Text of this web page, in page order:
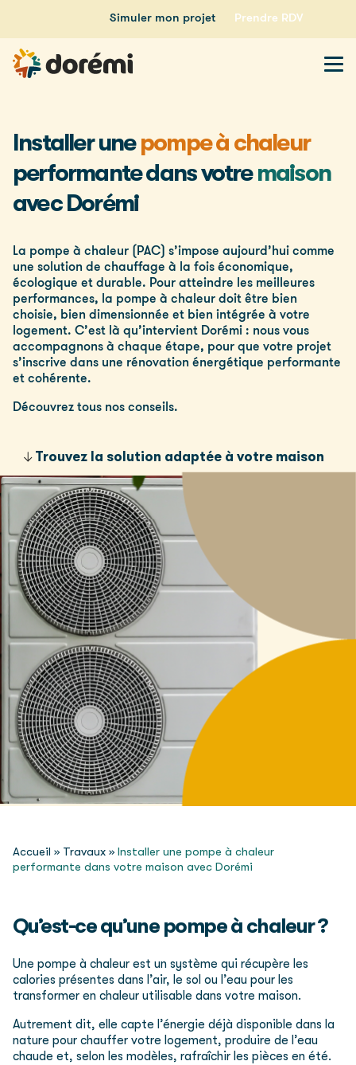
Simuler mon projet Prendre RDV
Installer unepompe à chaleur
performante dans votremaison
avec Dorémi
La pompe à chaleur (PAC) s’impose aujourd’hui comme
une solution de chauffage à la fois économique,
écologique et durable. Pour atteindre les meilleures
performances, la pompe à chaleur doit être bien
choisie, bien dimensionnée et bien intégrée à votre
logement. C’est là qu’intervient Dorémi : nous vous
accompagnons à chaque étape, pour que votre projet
s’inscrive dans une rénovation énergétique performante
et cohérente.
Découvrez tous nos conseils.
Trouvez la solution adaptée à votre maison
Accueil » Travaux » Installer une pompe à chaleur
performante dans votre maison avec Dorémi
Qu’est-ce qu’une pompe à chaleur ?
Une pompe à chaleur est un système qui récupère les
calories présentes dans l’air, le sol ou l’eau pour les
transformer en chaleur utilisable dans votre maison.
Autrement dit, elle capte l’énergie déjà disponible dans la
nature pour chauffer votre logement, produire de l’eau
chaude et, selon les modèles, rafraîchir les pièces en été.